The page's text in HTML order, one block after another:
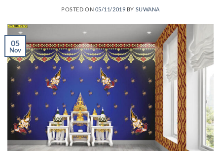
POSTED ON 05/11/2019 BY SUWANA
05
Nov